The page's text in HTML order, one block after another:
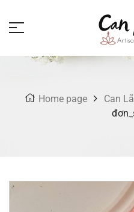
Home page Can